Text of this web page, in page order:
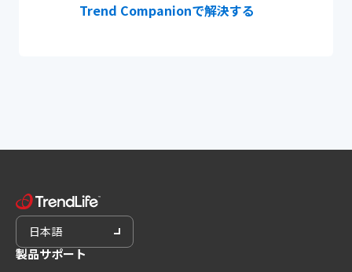
Trend Companionで解決する
日本語
製品サポート